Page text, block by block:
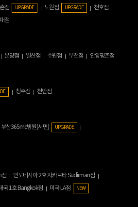
점 UPGRADE 노원점 UPGRADE
천호점
점
분당점 일산점 수원점 부천점 안양평촌점
청주점 천안점
부산365mc병원(서면) UPGRADE
점
인도네시아 2호 자카르타 Sudirman점
국 1호 Bangkok점 미국 LA점 NEW